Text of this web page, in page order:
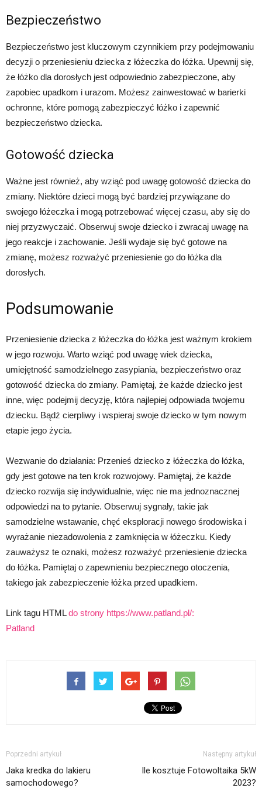
Bezpieczeństwo
Bezpieczeństwo jest kluczowym czynnikiem przy podejmowaniu
decyzji o przeniesieniu dziecka z łóżeczka do łóżka. Upewnij się,
że łóżko dla dorosłych jest odpowiednio zabezpieczone, aby
zapobiec upadkom i urazom. Możesz zainwestować w barierki
ochronne, które pomogą zabezpieczyć łóżko i zapewnić
bezpieczeństwo dziecka.
Gotowość dziecka
Ważne jest również, aby wziąć pod uwagę gotowość dziecka do
zmiany. Niektóre dzieci mogą być bardziej przywiązane do
swojego łóżeczka i mogą potrzebować więcej czasu, aby się do
niej przyzwyczaić. Obserwuj swoje dziecko i zwracaj uwagę na
jego reakcje i zachowanie. Jeśli wydaje się być gotowe na
zmianę, możesz rozważyć przeniesienie go do łóżka dla
dorosłych.
Podsumowanie
Przeniesienie dziecka z łóżeczka do łóżka jest ważnym krokiem
w jego rozwoju. Warto wziąć pod uwagę wiek dziecka,
umiejętność samodzielnego zasypiania, bezpieczeństwo oraz
gotowość dziecka do zmiany. Pamiętaj, że każde dziecko jest
inne, więc podejmij decyzję, która najlepiej odpowiada twojemu
dziecku. Bądź cierpliwy i wspieraj swoje dziecko w tym nowym
etapie jego życia.
Wezwanie do działania: Przenieś dziecko z łóżeczka do łóżka,
gdy jest gotowe na ten krok rozwojowy. Pamiętaj, że każde
dziecko rozwija się indywidualnie, więc nie ma jednoznacznej
odpowiedzi na to pytanie. Obserwuj sygnały, takie jak
samodzielne wstawanie, chęć eksploracji nowego środowiska i
wyrażanie niezadowolenia z zamknięcia w łóżeczku. Kiedy
zauważysz te oznaki, możesz rozważyć przeniesienie dziecka
do łóżka. Pamiętaj o zapewnieniu bezpiecznego otoczenia,
takiego jak zabezpieczenie łóżka przed upadkiem.
Link tagu HTMLdo strony https://www.patland.pl/:
Patland
Poprzedni artykuł
Jaka kredka do lakieru
samochodowego?
Następny artykuł
Ile kosztuje Fotowoltaika 5kW
2023?